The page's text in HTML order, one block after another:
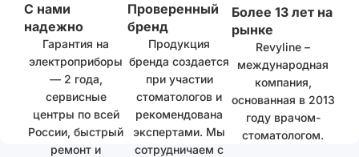
С нами
надежно
Гарантия на
электроприборы
— 2 года,
сервисные
центры по всей
России, быстрый
ремонт и
Проверенный
бренд
Продукция
бренда создается
при участии
стоматологов и
рекомендована
экспертами. Мы
сотрудничаем с
Более 13 лет на
рынке
Revyline –
международная
компания,
основанная в 2013
году врачом-
стоматологом.